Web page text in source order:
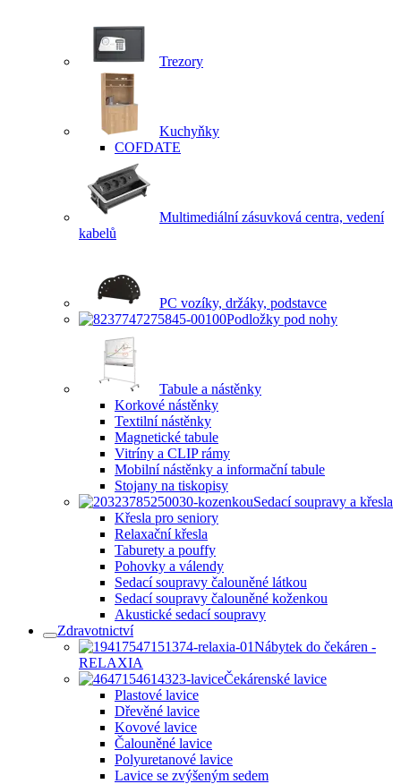
Trezory
Kuchyňky
COFDATE
Multimediální zásuvková centra, vedení
kabelů
PC vozíky, držáky, podstavce
Podložky pod nohy
Tabule a nástěnky
Korkové nástěnky
Textilní nástěnky
Magnetické tabule
Vitríny a CLIP rámy
Mobilní nástěnky a informační tabule
Stojany na tiskopisy
Sedací soupravy a křesla
Křesla pro seniory
Relaxační křesla
Taburety a pouffy
Pohovky a válendy
Sedací soupravy čalouněné látkou
Sedací soupravy čalouněné koženkou
Akustické sedací soupravy
Zdravotnictví
Nábytek do čekáren -
RELAXIA
Čekárenské lavice
Plastové lavice
Dřevěné lavice
Kovové lavice
Čalouněné lavice
Polyuretanové lavice
Lavice se zvýšeným sedem